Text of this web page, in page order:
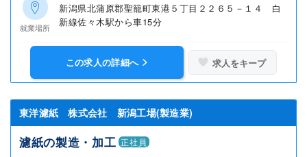
就業場所
新潟県北蒲原郡聖籠町東港５丁目２２６５－１４ 白
新線佐々木駅から車15分
この求人の詳細へ 求人をキープ
東洋濾紙 株式会社 新潟工場(製造業)
濾紙の製造・加工 正社員